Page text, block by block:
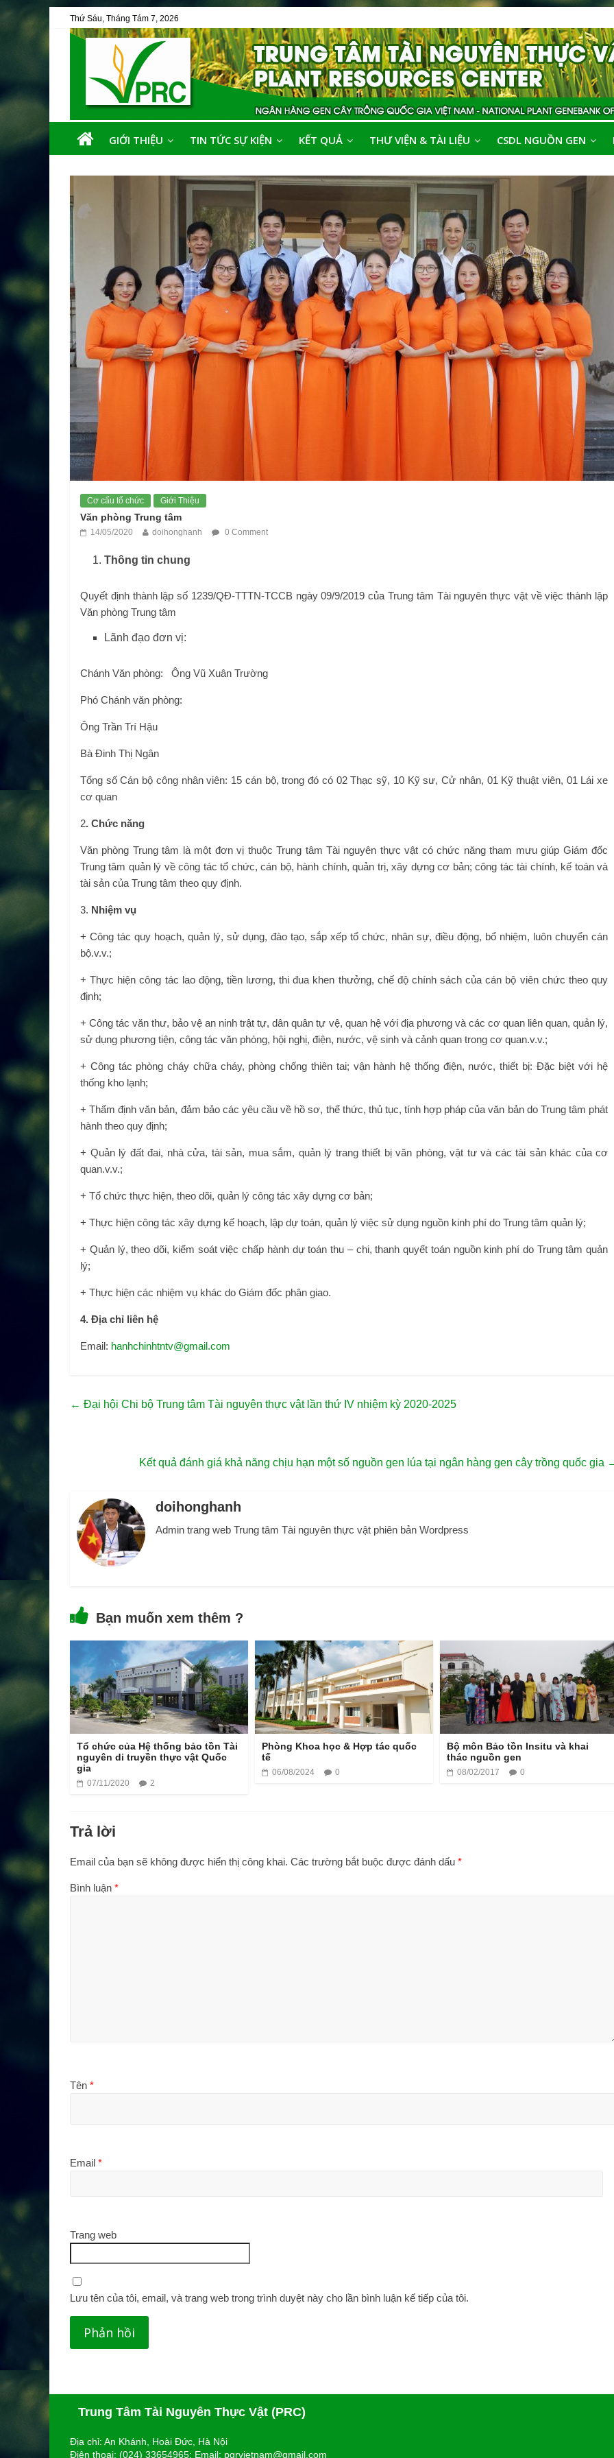
Thứ Sáu, Tháng Tám 7, 2026
GIỚI THIỆU TIN TỨC SỰ KIỆN KẾT QUẢ THƯ VIỆN & TÀI LIỆU CSDL NGUỒN GEN
Cơ cấu tổ chức Giới Thiệu
Văn phòng Trung tâm
14/05/2020 doihonghanh 0 Comment
Thông tin chung
Quyết định thành lập số 1239/QĐ-TTTN-TCCB ngày 09/9/2019 của Trung tâm Tài nguyên thực vật về việc thành lập
Văn phòng Trung tâm
Lãnh đạo đơn vị:
Chánh Văn phòng: Ông Vũ Xuân Trường
Phó Chánh văn phòng:
Ông Trần Trí Hậu
Bà Đinh Thị Ngân
Tổng số Cán bộ công nhân viên: 15 cán bộ, trong đó có 02 Thạc sỹ, 10 Kỹ sư, Cử nhân, 01 Kỹ thuật viên, 01 Lái xe
cơ quan
2. Chức năng
Văn phòng Trung tâm là một đơn vị thuộc Trung tâm Tài nguyên thực vật có chức năng tham mưu giúp Giám đốc
Trung tâm quản lý về công tác tổ chức, cán bộ, hành chính, quản trị, xây dựng cơ bản; công tác tài chính, kế toán và
tài sản của Trung tâm theo quy định.
3. Nhiệm vụ
+ Công tác quy hoạch, quản lý, sử dụng, đào tạo, sắp xếp tổ chức, nhân sự, điều động, bổ nhiệm, luôn chuyển cán
bộ.v.v.;
+ Thực hiện công tác lao động, tiền lương, thi đua khen thưởng, chế độ chính sách của cán bộ viên chức theo quy
định;
+ Công tác văn thư, bảo vệ an ninh trật tự, dân quân tự vệ, quan hệ với địa phương và các cơ quan liên quan, quản lý,
sử dụng phương tiện, công tác văn phòng, hội nghị, điện, nước, vệ sinh và cảnh quan trong cơ quan.v.v.;
+ Công tác phòng cháy chữa cháy, phòng chống thiên tai; vận hành hệ thống điện, nước, thiết bị: Đặc biệt với hệ
thống kho lạnh;
+ Thẩm định văn bản, đảm bảo các yêu cầu về hồ sơ, thể thức, thủ tục, tính hợp pháp của văn bản do Trung tâm phát
hành theo quy định;
+ Quản lý đất đai, nhà cửa, tài sản, mua sắm, quản lý trang thiết bị văn phòng, vật tư và các tài sản khác của cơ
quan.v.v.;
+ Tổ chức thực hiện, theo dõi, quản lý công tác xây dựng cơ bản;
+ Thực hiện công tác xây dựng kế hoạch, lập dự toán, quản lý việc sử dụng nguồn kinh phí do Trung tâm quản lý;
+ Quản lý, theo dõi, kiểm soát việc chấp hành dự toán thu – chi, thanh quyết toán nguồn kinh phí do Trung tâm quản
lý;
+ Thực hiện các nhiệm vụ khác do Giám đốc phân giao.
4. Địa chỉ liên hệ
Email: hanhchinhtntv@gmail.com
← Đại hội Chi bộ Trung tâm Tài nguyên thực vật lần thứ IV nhiệm kỳ 2020-2025
Kết quả đánh giá khả năng chịu hạn một số nguồn gen lúa tại ngân hàng gen cây trồng quốc gia
doihonghanh
Admin trang web Trung tâm Tài nguyên thực vật phiên bản Wordpress
Bạn muốn xem thêm ?
Tổ chức của Hệ thống bảo tồn Tài
nguyên di truyền thực vật Quốc
gia
07/11/2020 2
Phòng Khoa học & Hợp tác quốc
tế
06/08/2024 0
Bộ môn Bảo tồn Insitu và khai
thác nguồn gen
08/02/2017 0
Trả lời
Email của bạn sẽ không được hiển thị công khai. Các trường bắt buộc được đánh dấu *
Bình luận *
Tên *
Email *
Trang web
Lưu tên của tôi, email, và trang web trong trình duyệt này cho lần bình luận kế tiếp của tôi.
Trung Tâm Tài Nguyên Thực Vật (PRC)
Địa chỉ: An Khánh, Hoài Đức, Hà Nội
Điện thoại: (024) 33654965; Email: pgrvietnam@gmail.com